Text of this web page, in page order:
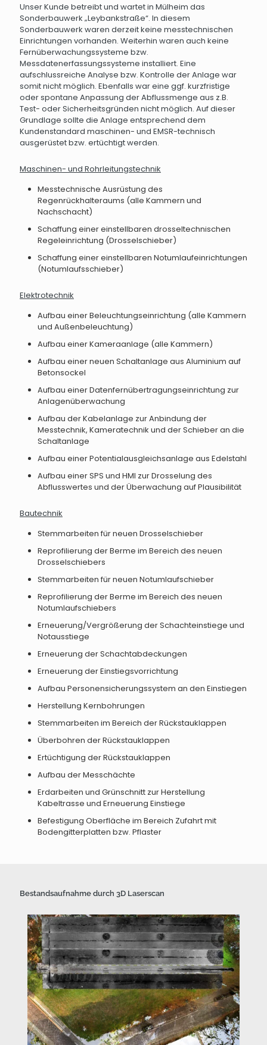
Unser Kunde betreibt und wartet in Mülheim das
Sonderbauwerk „Leybankstraße“. In diesem
Sonderbauwerk waren derzeit keine messtechnischen
Einrichtungen vorhanden. Weiterhin waren auch keine
Fernüberwachungssysteme bzw.
Messdatenerfassungssysteme installiert. Eine
aufschlussreiche Analyse bzw. Kontrolle der Anlage war
somit nicht möglich. Ebenfalls war eine ggf. kurzfristige
oder spontane Anpassung der Abflussmenge aus z.B.
Test- oder Sicherheitsgründen nicht möglich. Auf dieser
Grundlage sollte die Anlage entsprechend dem
Kundenstandard maschinen- und EMSR-technisch
ausgerüstet bzw. ertüchtigt werden.
Maschinen- und Rohrleitungstechnik
Messtechnische Ausrüstung des
Regenrückhalteraums (alle Kammern und
Nachschacht)
Schaffung einer einstellbaren drosseltechnischen
Regeleinrichtung (Drosselschieber)
Schaffung einer einstellbaren Notumlaufeinrichtungen
(Notumlaufsschieber)
Elektrotechnik
Aufbau einer Beleuchtungseinrichtung (alle Kammern
und Außenbeleuchtung)
Aufbau einer Kameraanlage (alle Kammern)
Aufbau einer neuen Schaltanlage aus Aluminium auf
Betonsockel
Aufbau einer Datenfernübertragungseinrichtung zur
Anlagenüberwachung
Aufbau der Kabelanlage zur Anbindung der
Messtechnik, Kameratechnik und der Schieber an die
Schaltanlage
Aufbau einer Potentialausgleichsanlage aus Edelstahl
Aufbau einer SPS und HMI zur Drosselung des
Abflusswertes und der Überwachung auf Plausibilität
Bautechnik
Stemmarbeiten für neuen Drosselschieber
Reprofilierung der Berme im Bereich des neuen
Drosselschiebers
Stemmarbeiten für neuen Notumlaufschieber
Reprofilierung der Berme im Bereich des neuen
Notumlaufschiebers
Erneuerung/Vergrößerung der Schachteinstiege und
Notausstiege
Erneuerung der Schachtabdeckungen
Erneuerung der Einstiegsvorrichtung
Aufbau Personensicherungssystem an den Einstiegen
Herstellung Kernbohrungen
Stemmarbeiten im Bereich der Rückstauklappen
Überbohren der Rückstauklappen
Ertüchtigung der Rückstauklappen
Aufbau der Messchächte
Erdarbeiten und Grünschnitt zur Herstellung
Kabeltrasse und Erneuerung Einstiege
Befestigung Oberfläche im Bereich Zufahrt mit
Bodengitterplatten bzw. Pflaster
Bestandsaufnahme durch 3D Laserscan